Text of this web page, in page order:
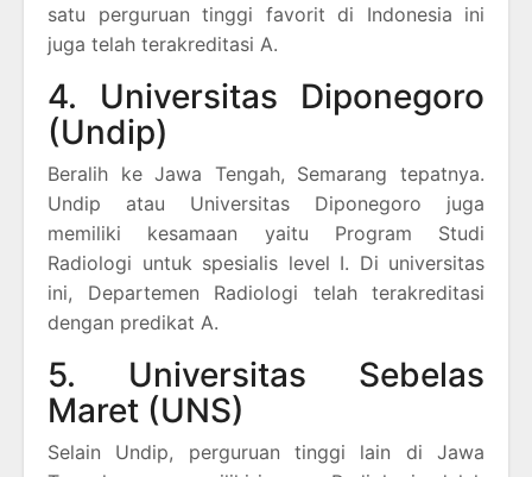
satu perguruan tinggi favorit di Indonesia ini
juga telah terakreditasi A.
4. Universitas Diponegoro
(Undip)
Beralih ke Jawa Tengah, Semarang tepatnya.
Undip atau Universitas Diponegoro juga
memiliki kesamaan yaitu Program Studi
Radiologi untuk spesialis level I. Di universitas
ini, Departemen Radiologi telah terakreditasi
dengan predikat A.
5. Universitas Sebelas
Maret (UNS)
Selain Undip, perguruan tinggi lain di Jawa